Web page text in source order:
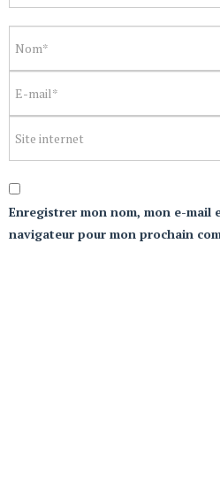
Enregistrer mon nom, mon e-mail
navigateur pour mon prochain